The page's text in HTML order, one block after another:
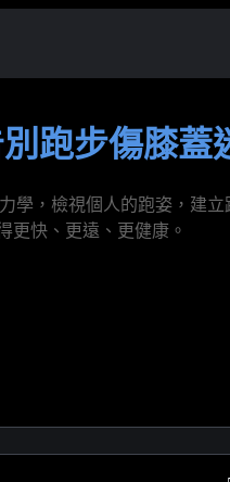
跑步傷膝蓋
學，檢視個人的跑姿，建
更快、更遠、更健康。